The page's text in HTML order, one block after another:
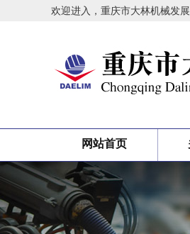
欢迎进入，重庆市大林机械发
网站首页